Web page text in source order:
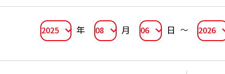
2025 年 08 月 06 日 2026